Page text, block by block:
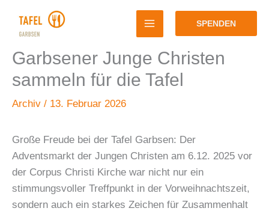
Inhalt
springen
SPENDEN
Garbsener Junge Christen
sammeln für die Tafel
Archiv / 13. Februar 2026
Große Freude bei der Tafel Garbsen: Der
Adventsmarkt der Jungen Christen am 6.12. 2025 vor
der Corpus Christi Kirche war nicht nur ein
stimmungsvoller Treffpunkt in der Vorweihnachtszeit,
sondern auch ein starkes Zeichen für Zusammenhalt